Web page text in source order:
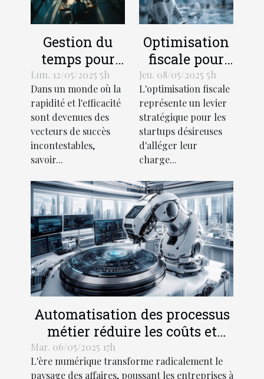
Gestion du
temps pour
entrepreneurs
techniques
avancées
pour une
productivité
accrue
Lun. 12/05/2025 5h
Dans un monde où la
rapidité et l'efficacité
sont devenues des
vecteurs de succès
incontestables,
savoir...
Optimisation
fiscale pour
startups les
zones grises à
explorer
Jeu. 08/05/2025 5h
L'optimisation fiscale
représente un levier
stratégique pour les
startups désireuses
d'alléger leur
charge...
Automatisation des processus
métier réduire les coûts et
accroître l'efficience
Mar. 06/05/2025 17h
L'ère numérique transforme radicalement le
paysage des affaires, poussant les entreprises à